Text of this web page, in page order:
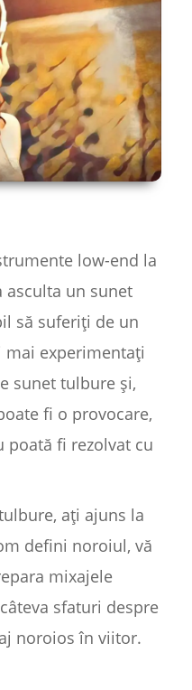
low-end la
asculta un sunet
să suferiți de un
mai experimentați
sunet tulbure și,
fi o provocare,
poată fi rezolvat cu
ați ajuns la
defini noroiul, vă
mixajele
sfaturi despre
noroios în viitor.